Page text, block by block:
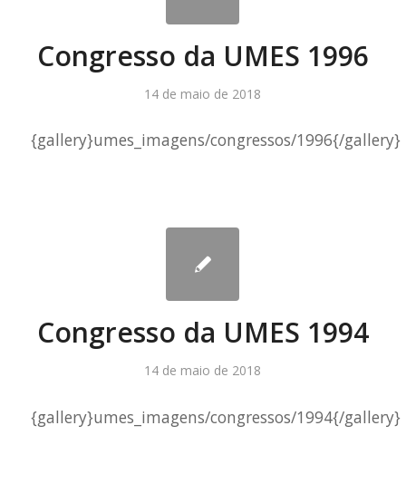
Congresso da UMES 1996
14 de maio de 2018
{gallery}umes_imagens/congressos/1996{/gallery}
Congresso da UMES 1994
14 de maio de 2018
{gallery}umes_imagens/congressos/1994{/gallery}